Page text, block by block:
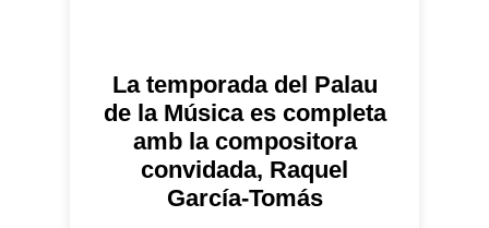
La temporada del Palau
de la Música es completa
amb la compositora
convidada, Raquel
García-Tomás